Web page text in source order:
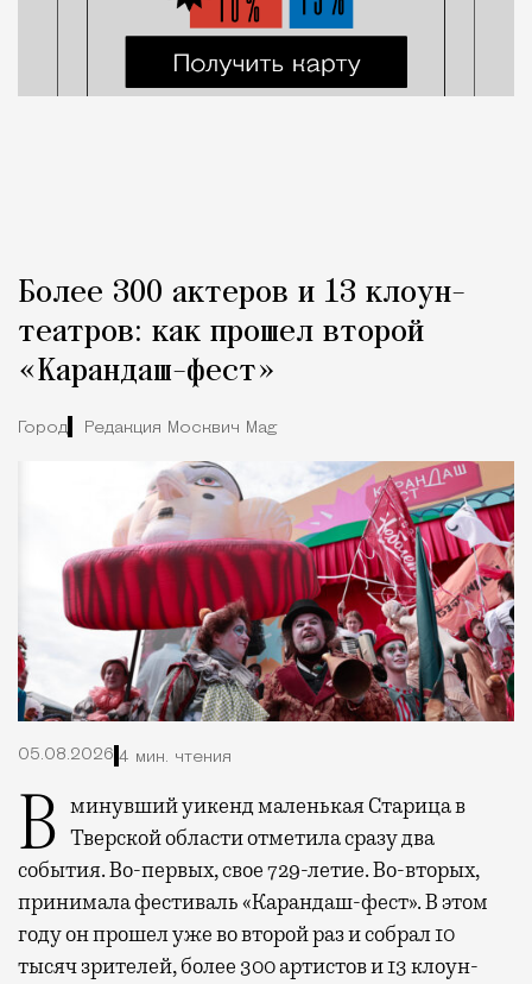
Более 300 актеров и 13 клоун-
театров: как прошел второй
«Карандаш-фест»
Город Редакция Москвич Mag
05.08.2026 4 мин. чтения
В минувший уикенд маленькая Старица в Тверской области отметила сразу два
события. Во-первых, свое 729-летие. Во-вторых,
принимала фестиваль «Карандаш-фест». В этом
году он прошел уже во второй раз и собрал 10
тысяч зрителей, более 300 артистов и 13 клоун-